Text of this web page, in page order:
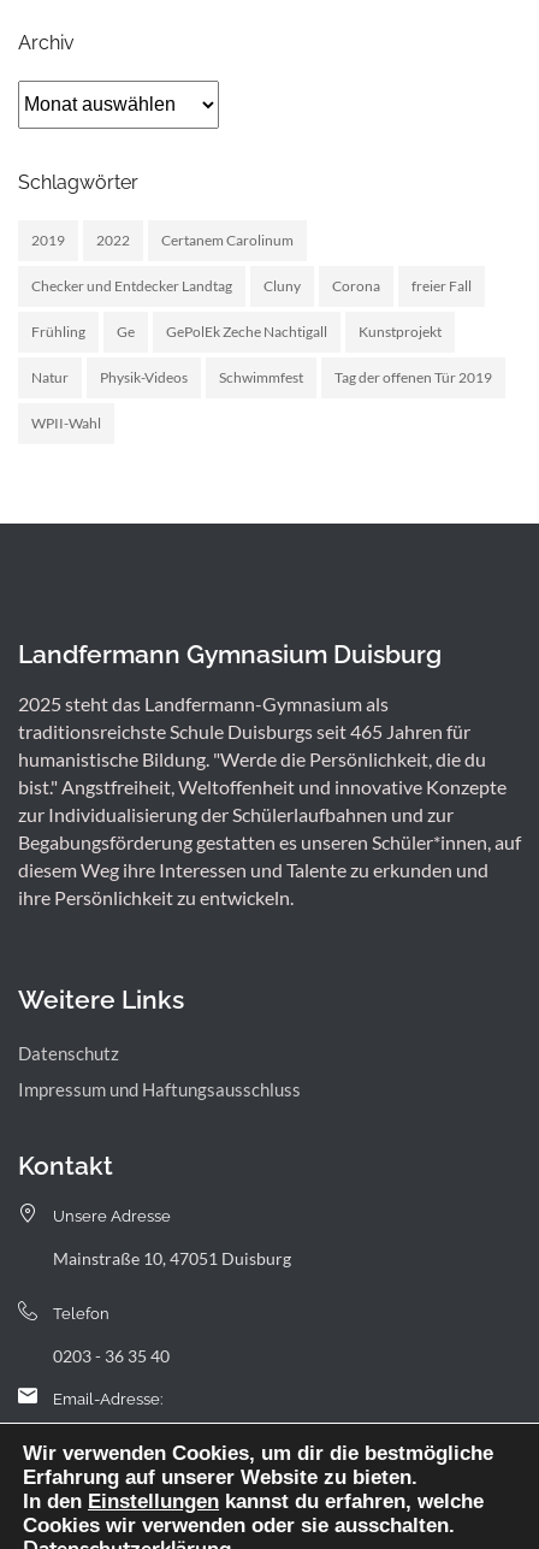
Archiv
Archiv
Schlagwörter
2019 2022 Certanem Carolinum
Checker und Entdecker Landtag Cluny Corona freier Fall
Frühling Ge GePolEk Zeche Nachtigall Kunstprojekt
Natur Physik-Videos Schwimmfest Tag der offenen Tür 2019
WPII-Wahl
Landfermann Gymnasium Duisburg
2025 steht das Landfermann-Gymnasium als
traditionsreichste Schule Duisburgs seit 465 Jahren für
humanistische Bildung. "Werde die Persönlichkeit, die du
bist." Angstfreiheit, Weltoffenheit und innovative Konzepte
zur Individualisierung der Schülerlaufbahnen und zur
Begabungsförderung gestatten es unseren Schüler*innen, auf
diesem Weg ihre Interessen und Talente zu erkunden und
ihre Persönlichkeit zu entwickeln.
Weitere Links
Datenschutz
Impressum und Haftungsausschluss
Kontakt
Unsere Adresse
Mainstraße 10, 47051 Duisburg
Telefon
0203 - 36 35 40
Email-Adresse:
landfermann.gymnasium[at]stadt-duisburg.de
Wir verwenden Cookies, um dir die bestmögliche
Erfahrung auf unserer Website zu bieten.
In den Einstellungen kannst du erfahren, welche
Cookies wir verwenden oder sie ausschalten.